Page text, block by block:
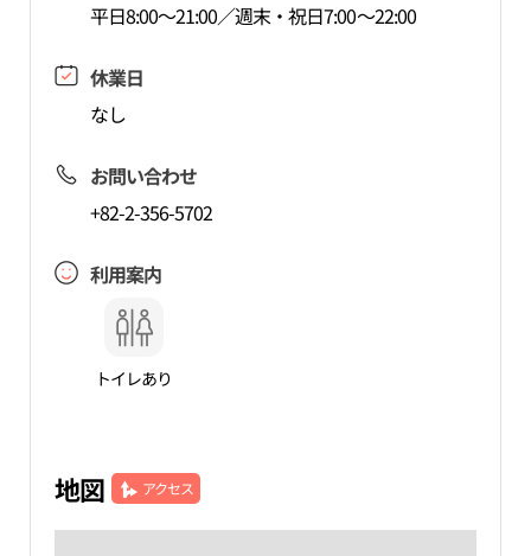
平日8:00～21:00／週末・祝日7:00～22:00
休業日
なし
お問い合わせ
+82-2-356-5702
利用案内
トイレあり
地図 アクセス